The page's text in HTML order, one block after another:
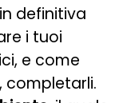
definitiva
i tuoi
e come
completarli.